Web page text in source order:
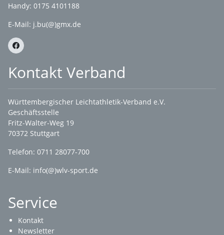
Handy: 0175 4101188
E-Mail: j.bu(@)gmx.de
Kontakt Verband
Württembergischer Leichtathletik-Verband e.V.
Geschäftsstelle
Fritz-Walter-Weg 19
70372 Stuttgart
Telefon: 0711 28077-700
E-Mail: info(@)wlv-sport.de
Service
Kontakt
Newsletter